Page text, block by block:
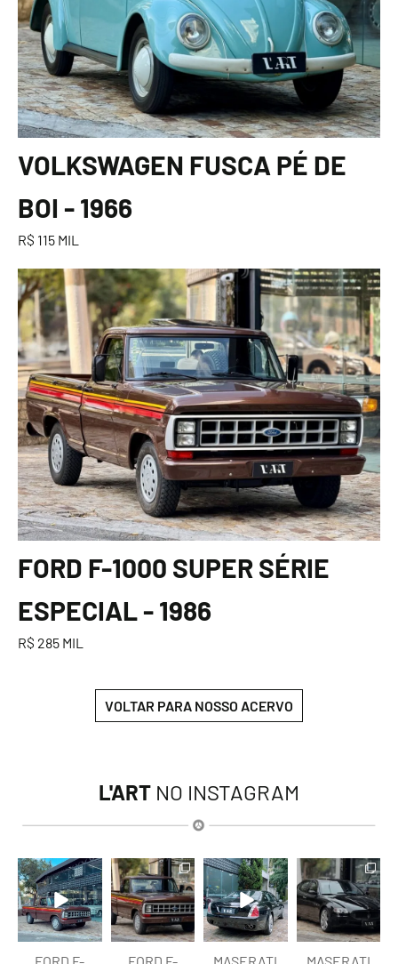
VOLKSWAGEN FUSCA PÉ DE
BOI - 1966
R$ 115 MIL
FORD F-1000 SUPER SÉRIE
ESPECIAL - 1986
R$ 285 MIL
VOLTAR PARA NOSSO ACERVO
L'ART NO INSTAGRAM
lart.br
Ago 7
lart.br
Ago 7
lart.br
Ago 6
lart.br
Ago 6